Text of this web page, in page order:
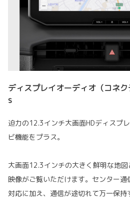
ディスプレイオーディオ（コネ
s
迫力の12.3インチ大画面HDディスプ
ビ機能をプラス。
大画面12.3インチの大きく鮮明な地
映像がご覧いただけます。センター
対応に加え、通信が途切れて万一保